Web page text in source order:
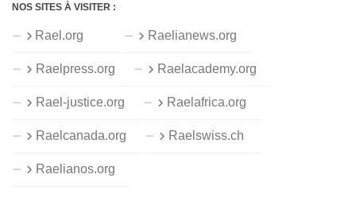
NOS SITES À VISITER :
Rael.org Raelianews.org
Raelpress.org Raelacademy.org
Rael-justice.org Raelafrica.org
Raelcanada.org Raelswiss.ch
Raelianos.org